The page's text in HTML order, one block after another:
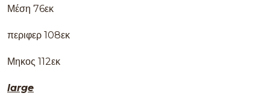
Μέση 76εκ
περιφερ 108εκ
Μηκος 112εκ
large